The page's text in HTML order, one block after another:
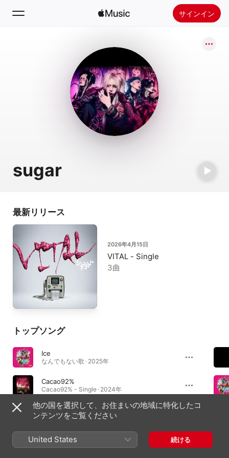
サインイン
新着おすすめ
Apple Musicをインストール
sugar
最新リリース
2026年4月15日
VITAL - Single
3曲
トップソング
Ice
なんでもない歌 · 2025年
Cacao92%
Cacao92% - Single · 2024年
マヌケ
なんでもない歌 · 2025年
他の国を選択して、お住まいの地域に特化したコ
ンテンツをご覧ください
United States 続ける